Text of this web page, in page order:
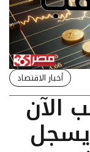
أخبار الاقتصاد
الآن
في مصر: عيار 24 يسجل